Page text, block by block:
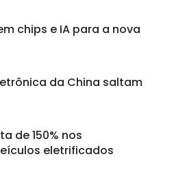
chips e IA para a nova
da China saltam
de 150% nos
eletrificados